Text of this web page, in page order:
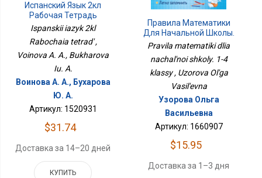
Испанский Язык 2кл
Рабочая Тетрадь
Ispanskii iazyk 2kl
Rabochaia tetrad' ,
Voinova A. A., Bukharova
Iu. A.
Воинова А. А., Бухарова
Ю. А.
Артикул: 1520931
$31.74
Доставка за 14–20 дней
КУПИТЬ
Правила Математики
Для Начальной Школы.
1-4 Классы
Pravila matematiki dlia
nachal'noi shkoly. 1-4
klassy , Uzorova Ol'ga
Vasil'evna
Узорова Ольга
Васильевна
Артикул: 1660907
$15.95
Доставка за 1–3 дня